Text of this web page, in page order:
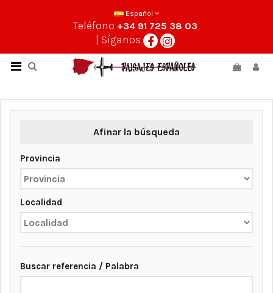
Español
Teléfono +34 91 725 38 03
| Síganos
Afinar la búsqueda
Provincia
Localidad
Buscar referencia / Palabra